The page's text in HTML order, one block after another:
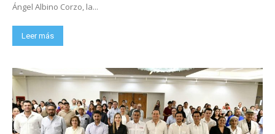
Ángel Albino Corzo, la...
Leer más